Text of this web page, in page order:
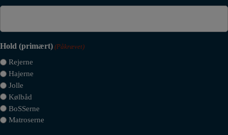
Hold (primært) (Påkrævet)
Rejerne
Hajerne
Jolle
Kølbåd
BoSSerne
Matroserne